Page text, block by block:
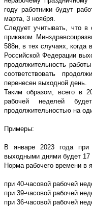
году работники будут
марта, 3 ноября.
Следует учитывать, что в
приказом
588н, в тех случаях, когда
Российской Федерации
продолжительность
соответствовать
перенесен выходной день.
Таким образом, всего в
рабочей неделей
продолжительностью на
Примеры:
В январе 2023 года при
выходными днями будет 17
Норма рабочего времени в
при 40-часовой рабочей
при 39-часовой рабочей
при 36-часовой рабочей